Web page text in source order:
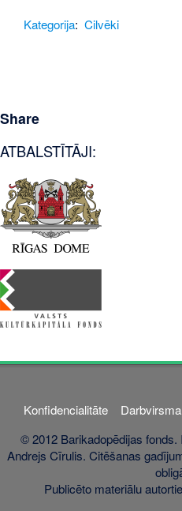
Kategorija: Cilvēki
Share
ATBALSTĪTĀJI:
Konfidencialitāte
Darbvirsma
© 2012 Barikadopēdijas
Andrejs Cīrulis. Citēšanas
Publicēto materiālu